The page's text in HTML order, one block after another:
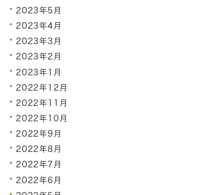
2023年5月
2023年4月
2023年3月
2023年2月
2023年1月
2022年12月
2022年11月
2022年10月
2022年9月
2022年8月
2022年7月
2022年6月